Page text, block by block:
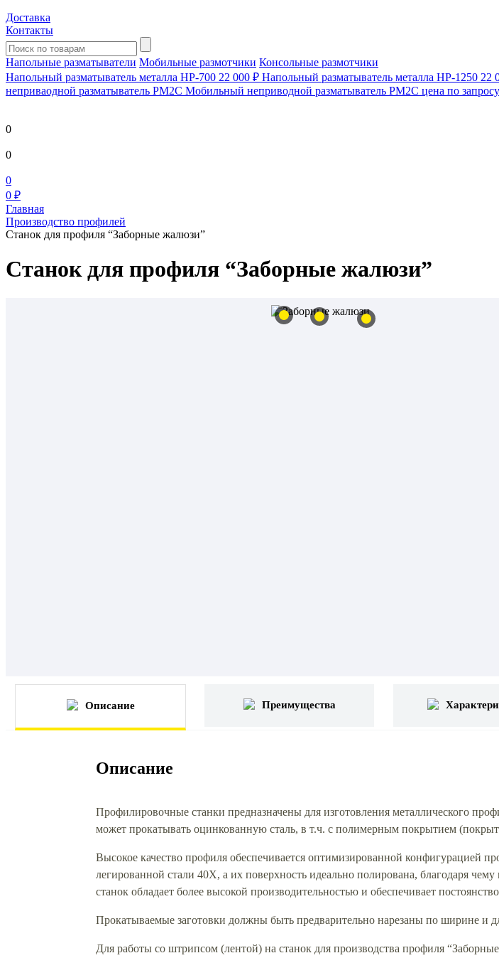
Доставка
Контакты
Напольные разматыватели Мобильные размотчики Консольные размотчики
Напольный разматыватель металла HP-700 22 000 ₽ Напольный разматыватель металла HP-1250 22
непривaодной разматыватель РМ2С Мобильный неприводной разматыватель РМ2С цена по запросу
0
0
0
0 ₽
Главная
Производство профилей
Станок для профиля “Заборные жалюзи”
Станок для профиля “Заборные жалюзи”
Описание Преимущества
Описание
Профилировочные станки предназначены для изготовления металлического
может прокатывать оцинкованную сталь, в т.ч. с полимерным покрытием
Высокое качество профиля обеспечивается оптимизированной конфигурацией
легированной стали 40Х, а их поверхность идеально полирована, благодаря
станок обладает более высокой производительностью и обеспечивает
Прокатываемые заготовки должны быть предварительно нарезаны по ширине и
Для работы со штрипсом (лентой) на станок для производства профиля